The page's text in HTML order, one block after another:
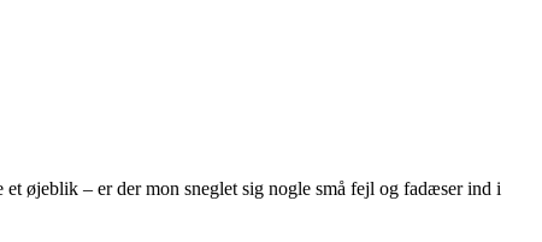
øjeblik – er der mon sneglet sig nogle små fejl og fadæser ind i